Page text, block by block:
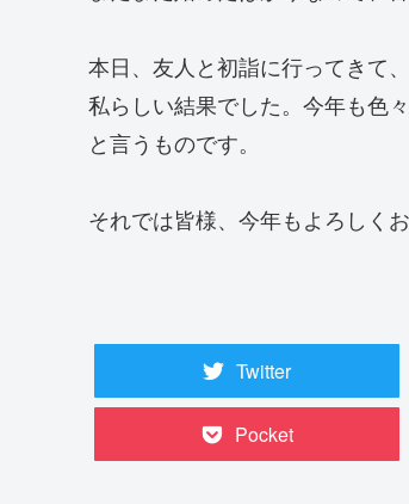
本日、友人と初詣に行ってきて
私らしい結果でした。今年も色
と言うものです。
それでは皆様、今年もよろしく
Twitter
Pocket